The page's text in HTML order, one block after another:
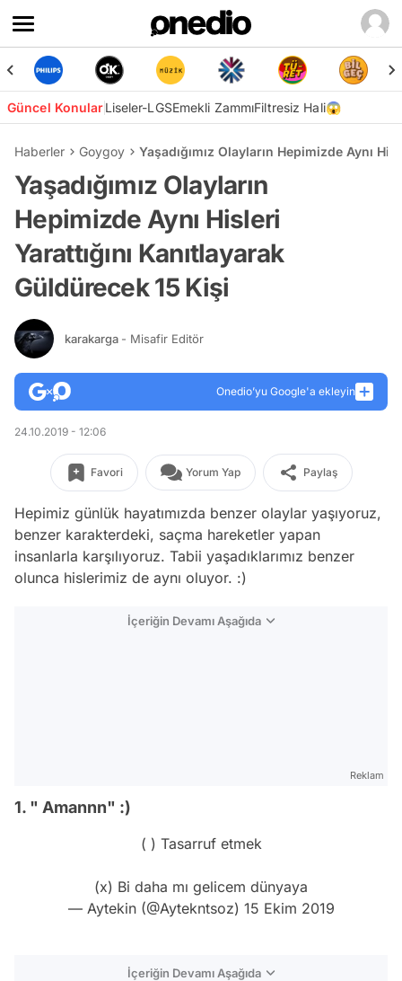
Güncel KonularLiseler-LGSEmekli ZammıFiltresiz Hali😱
Haberler Goygoy Yaşadığımız Olayların Hepimizde Aynı
Yaşadığımız Olayların
Hepimizde Aynı Hisleri
Yarattığını Kanıtlayarak
Güldürecek 15 Kişi
karakarga - Misafir Editör
Onedio’yu Google'a ekleyin
24.10.2019 - 12:06
Favori Yorum Yap Paylaş
Hepimiz günlük hayatımızda benzer olaylar yaşıyoruz,
benzer karakterdeki, saçma hareketler yapan
insanlarla karşılıyoruz. Tabii yaşadıklarımız benzer
olunca hislerimiz de aynı oluyor. :)
İçeriğin Devamı Aşağıda
Reklam
1. " Amannn" :)
( ) Tasarruf etmek
(x) Bi daha mı gelicem dünyaya
— Aytekin (@Aytekntsoz) 15 Ekim 2019
İçeriğin Devamı Aşağıda